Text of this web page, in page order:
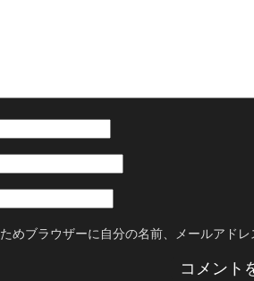
めブラウザーに自分の名前、メールアドレ